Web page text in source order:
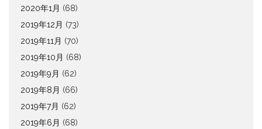
2020年1月 (68)
2019年12月 (73)
2019年11月 (70)
2019年10月 (68)
2019年9月 (62)
2019年8月 (66)
2019年7月 (62)
2019年6月 (68)